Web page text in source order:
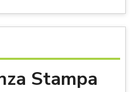
Stampa